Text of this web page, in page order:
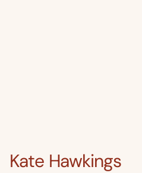
Kate Hawkings